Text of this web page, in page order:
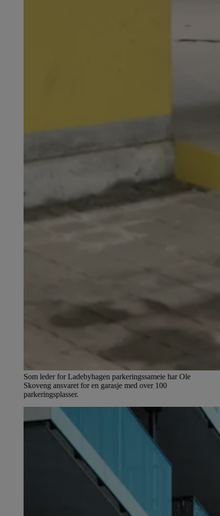
Som leder for Ladebyhagen parkeringssameie har Ole
Skoveng ansvaret for en garasje med over 100
parkeringsplasser.